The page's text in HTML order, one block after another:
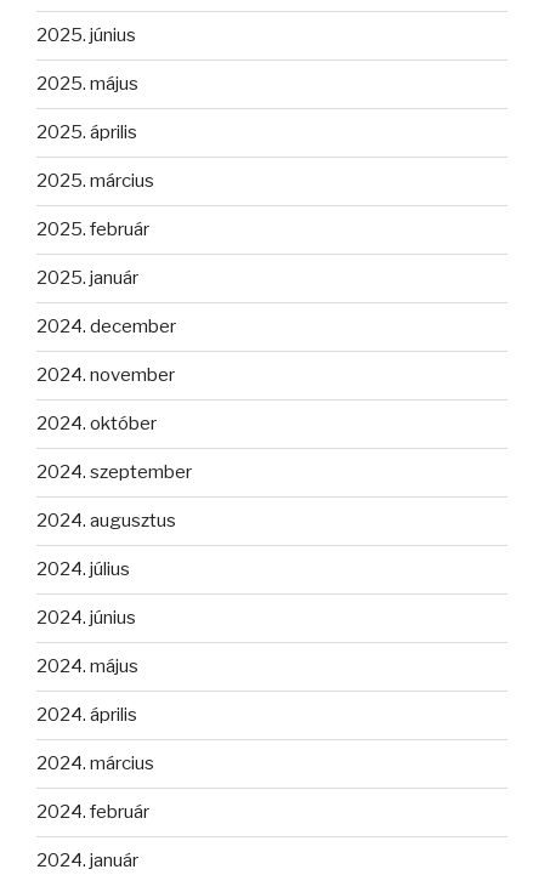
2025. június
2025. május
2025. április
2025. március
2025. február
2025. január
2024. december
2024. november
2024. október
2024. szeptember
2024. augusztus
2024. július
2024. június
2024. május
2024. április
2024. március
2024. február
2024. január